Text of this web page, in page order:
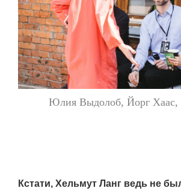
Юлия Выдолоб, Йорг
Кстати, Хельмут Ланг ведь не